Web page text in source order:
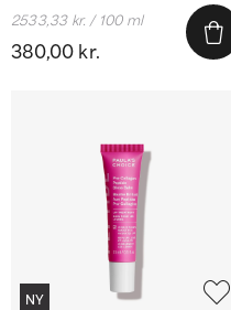
380,00 kr.
2533,33 kr. / 100 ml
NY